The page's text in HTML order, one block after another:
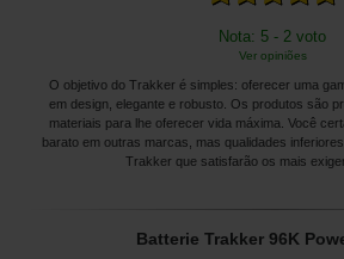
Nota: 5 - 2 voto
Ver opiniões
O objetivo do Trakker é simples: oferecer uma
em design, elegante e robusto. Os produtos são
materiais para lhe oferecer vida máxima. Você
barato em outras marcas, mas qualidades
Trakker que satisfarão os mais
Batterie Trakker 96K